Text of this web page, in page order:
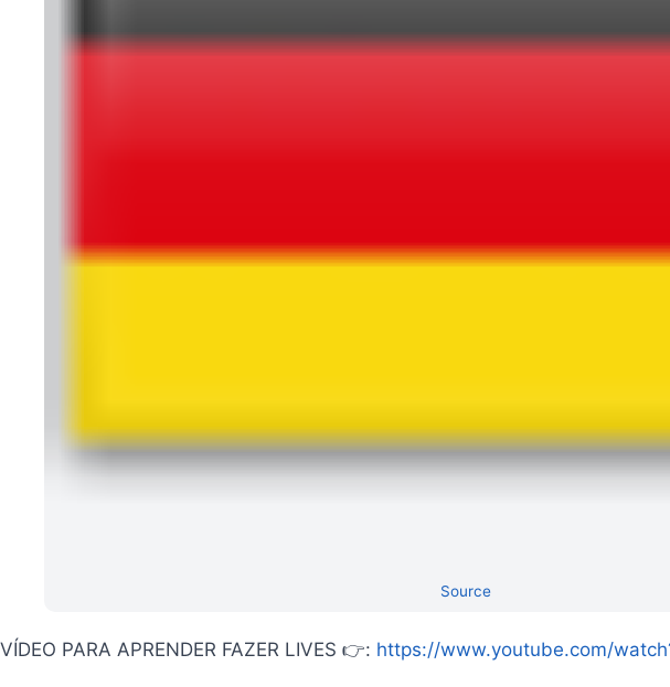
Source
VÍDEO PARA APRENDER FAZER LIVES 👉: https://www.youtube.com/